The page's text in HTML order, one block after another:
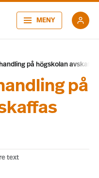
MENY
på högskolan avskaffas
på
text